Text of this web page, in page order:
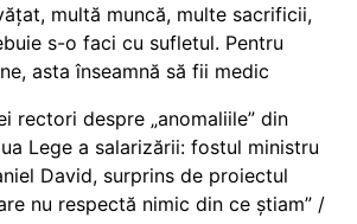
multă muncă, multe sacrificii,
s-o faci cu sufletul. Pentru
asta înseamnă să fii medic
rectori despre „anomaliile” din
Lege a salarizării: fostul ministru
David, surprins de proiectul
nu respectă nimic din ce știam” /